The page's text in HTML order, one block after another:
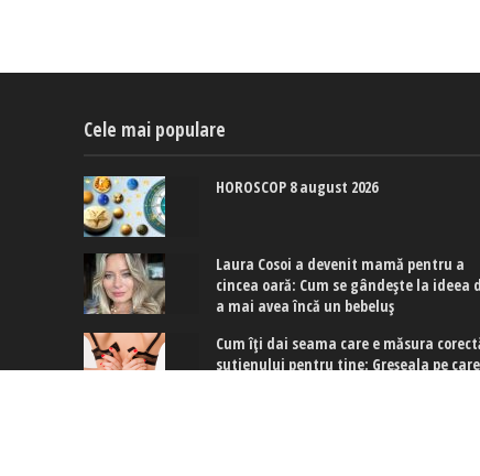
Cele mai populare
HOROSCOP 8 august 2026
Laura Cosoi a devenit mamă pentru a
cincea oară: Cum se gândește la ideea
a mai avea încă un bebeluș
Cum îți dai seama care e măsura
sutienului pentru tine: Greșeala pe care